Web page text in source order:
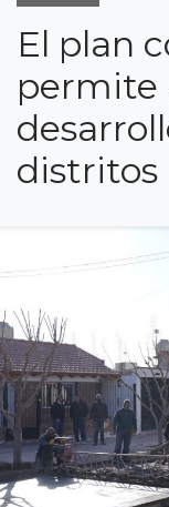
El plan
permite
distritos